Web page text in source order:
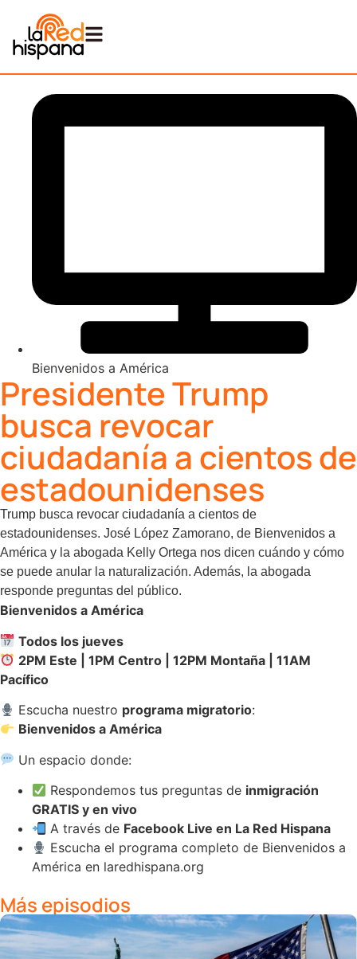
Bienvenidos a América
Presidente Trump
busca revocar
ciudadanía a cientos de
estadounidenses
Trump busca revocar ciudadanía a cientos de
estadounidenses. José López Zamorano, de Bienvenidos a
América y la abogada Kelly Ortega nos dicen cuándo y cómo
se puede anular la naturalización. Además, la abogada
responde preguntas del público.
Bienvenidos a América
Todos los jueves
2PM Este | 1PM Centro | 12PM Montaña | 11AM
Pacífico
Escucha nuestro programa migratorio:
Bienvenidos a América
Un espacio donde:
Respondemos tus preguntas de inmigración
GRATIS y en vivo
A través de Facebook Live en La Red Hispana
Escucha el programa completo de Bienvenidos a
América en laredhispana.org
Más episodios